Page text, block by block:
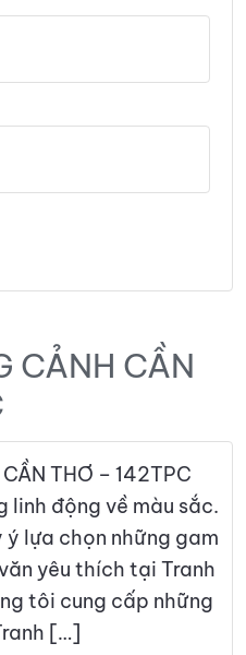
CẢNH CẦN
THƠ – 142TPC
linh động về màu sắc.
lựa chọn những gam
yêu thích tại Tranh
tôi cung cấp những
[…]